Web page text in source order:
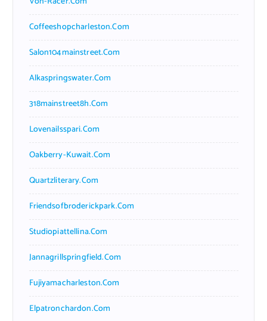
Coffeeshopcharleston.com
Salon104mainstreet.com
Alkaspringswater.com
318mainstreet8h.com
Lovenailsspari.com
Oakberry-Kuwait.com
Quartzliterary.com
Friendsofbroderickpark.com
Studiopiattellina.com
Jannagrillspringfield.com
Fujiyamacharleston.com
Elpatronchardon.com